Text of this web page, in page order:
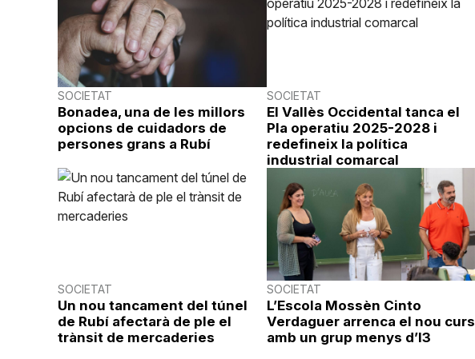
SOCIETAT
Bonadea, una de les millors
opcions de cuidadors de
persones grans a Rubí
SOCIETAT
El Vallès Occidental tanca el
Pla operatiu 2025-2028 i
redefineix la política
industrial comarcal
SOCIETAT
Un nou tancament del túnel
de Rubí afectarà de ple el
trànsit de mercaderies
SOCIETAT
L’Escola Mossèn Cinto
Verdaguer arrenca el nou curs
amb un grup menys d’I3